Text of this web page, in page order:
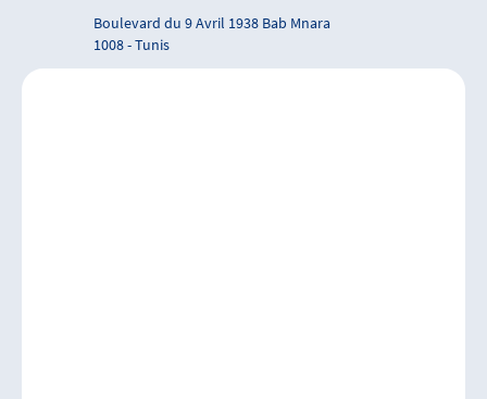
Boulevard du 9 Avril 1938 Bab Mnara
1008 - Tunis